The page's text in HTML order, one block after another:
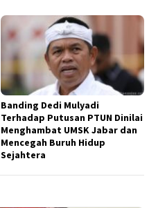
Banding Dedi Mulyadi
Terhadap Putusan PTUN Dinilai
Menghambat UMSK Jabar dan
Mencegah Buruh Hidup
Sejahtera